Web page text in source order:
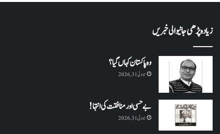
زیادہ پڑھی جانیوالی خبریں
وہ پاکستان کہاں گیا؟
جولائی 31, 2026
بے حسی اور منافقت کی انتہا !
جولائی 31, 2026